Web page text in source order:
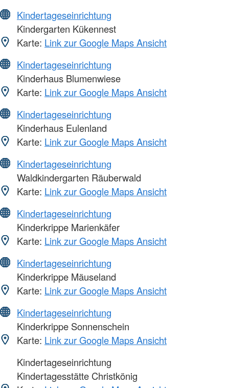
Kindertageseinrichtung
Kindergarten Kükennest
Karte: Link zur Google Maps Ansicht
Kindertageseinrichtung
Kinderhaus Blumenwiese
Karte: Link zur Google Maps Ansicht
Kindertageseinrichtung
Kinderhaus Eulenland
Karte: Link zur Google Maps Ansicht
Kindertageseinrichtung
Waldkindergarten Räuberwald
Karte: Link zur Google Maps Ansicht
Kindertageseinrichtung
Kinderkrippe Marienkäfer
Karte: Link zur Google Maps Ansicht
Kindertageseinrichtung
Kinderkrippe Mäuseland
Karte: Link zur Google Maps Ansicht
Kindertageseinrichtung
Kinderkrippe Sonnenschein
Karte: Link zur Google Maps Ansicht
Kindertageseinrichtung
Kindertagesstätte Christkönig